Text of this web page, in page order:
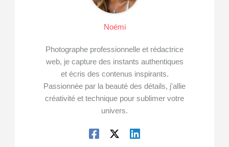
Noémi
Photographe professionnelle et rédactrice
web, je capture des instants authentiques
et écris des contenus inspirants.
Passionnée par la beauté des détails, j'allie
créativité et technique pour sublimer votre
univers.